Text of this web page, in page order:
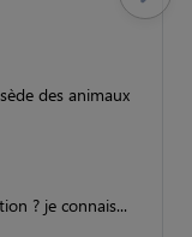
des animaux
? je connais...